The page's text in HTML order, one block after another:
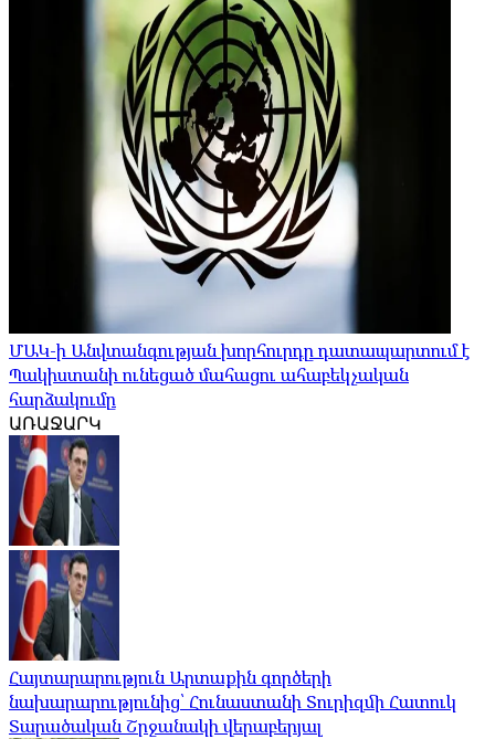
ՄԱԿ-ի Անվտանգության խորհուրդը դատապարտում է
Պակիստանի ունեցած մահացու ահաբեկչական
հարձակումը
ԱՌԱՋԱՐԿ
Հայտարարություն Արտաքին գործերի
նախարարությունից՝ Հունաստանի Տուրիզմի Հատուկ
Տարածական Շրջանակի վերաբերյալ